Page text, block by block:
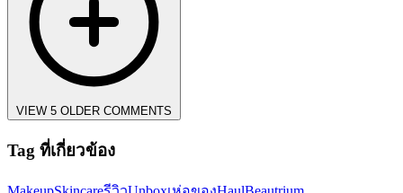
VIEW 5 OLDER COMMENTS
Tag ที่เกี่ยวข้อง